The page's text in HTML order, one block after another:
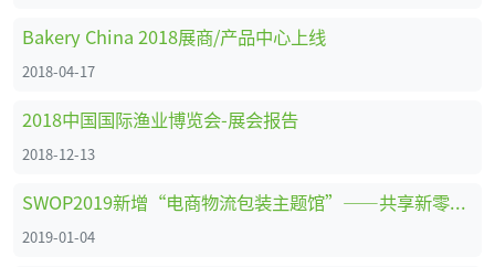
Bakery China 2018展商/产品中心上线
2018-04-17
2018中国国际渔业博览会-展会报告
2018-12-13
SWOP2019新增“电商物流包装主题馆”——共享新零售时代商机
2019-01-04